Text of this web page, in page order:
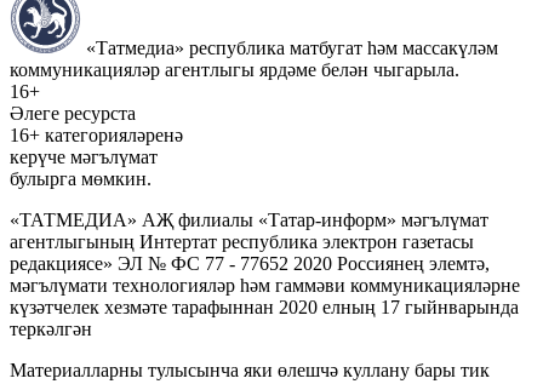
«Татмедиа» республика матбугат һәм массакүләм
коммуникацияләр агентлыгы ярдәме белән чыгарыла.
16+
Әлеге ресурста
16+ категорияләренә
керүче мәгълүмат
булырга мөмкин.
«ТАТМЕДИА» АҖ филиалы «Татар-информ» мәгълүмат
агентлыгының Интертат республика электрон газетасы
редакциясе» ЭЛ № ФС 77 - 77652 2020 Россиянең элемтә,
мәгълүмати технологияләр һәм гаммәви коммуникацияләрне
күзәтчелек хезмәте тарафыннан 2020 елның 17 гыйнварында
теркәлгән
Материалларны тулысынча яки өлешчә куллану бары тик